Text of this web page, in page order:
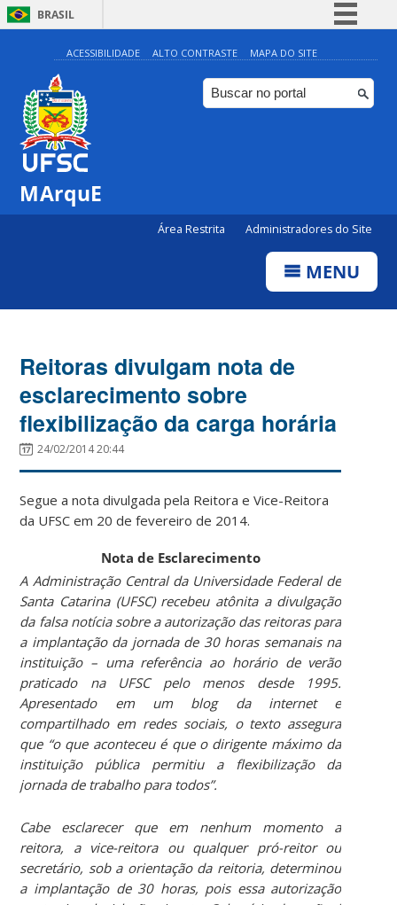
BRASIL
Simplifique!
Comunica BR
Participe
ACESSIBILIDADE ALTO CONTRASTE MAPA DO SITE
MArquE
Área Restrita Administradores do Site
MENU
Reitoras divulgam nota de
esclarecimento sobre
flexibilização da carga horária
24/02/2014 20:44
Segue a nota divulgada pela Reitora e Vice-Reitora
da UFSC em 20 de fevereiro de 2014.
Nota de Esclarecimento
A Administração Central da Universidade Federal de
Santa Catarina (UFSC) recebeu atônita a divulgação
da falsa notícia sobre a autorização das reitoras para
a implantação da jornada de 30 horas semanais na
instituição – uma referência ao horário de verão
praticado na UFSC pelo menos desde 1995.
Apresentado em um blog da internet e
compartilhado em redes sociais, o texto assegura
que “o que aconteceu é que o dirigente máximo da
instituição pública permitiu a flexibilização da
jornada de trabalho para todos”.
Cabe esclarecer que em nenhum momento a
reitora, a vice-reitora ou qualquer pró-reitor ou
secretário, sob a orientação da reitoria, determinou
a implantação de 30 horas, pois essa autorização